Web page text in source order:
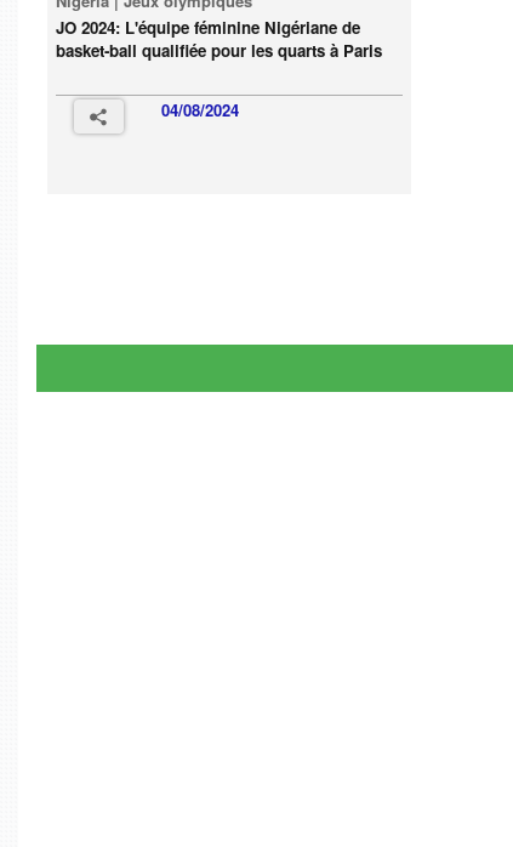
JO 2024: L'équipe féminine Nigériane de
basket-ball qualifiée pour les quarts à Paris
04/08/2024